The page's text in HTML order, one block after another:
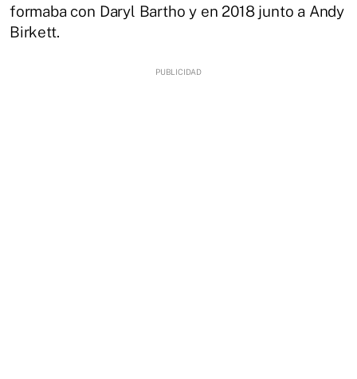
formaba con Daryl Bartho y en 2018 junto a Andy
Birkett.